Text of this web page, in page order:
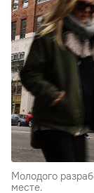
Молодого
месте.